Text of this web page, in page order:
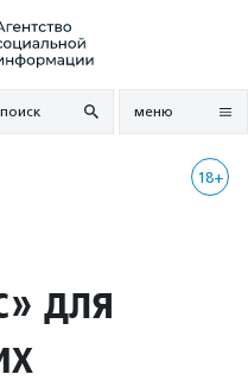
поиск меню
18+
для